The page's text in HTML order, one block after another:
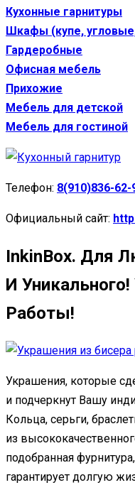
Кухонные гарнитуры
Шкафы (купе,
Гардеробные
Офисная мебель
Прихожие
Мебель для детской
Мебель для гостиной
Телефон: 8(910)836-62-
Официальный сайт:
InkinBox. Для
И
Работы!
Украшения, которые
и подчеркнут Вашу
Кольца, серьги,
из
подобранная
гарантирует долгую